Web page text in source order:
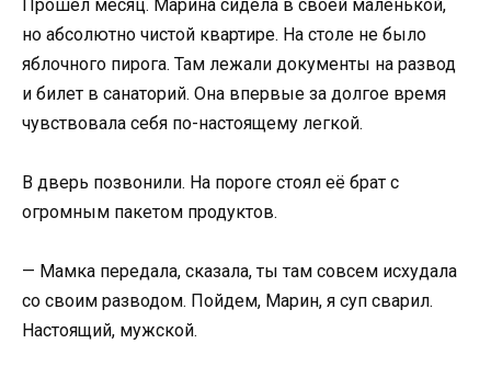
Прошел месяц. Марина сидела в своей маленькой,
но абсолютно чистой квартире. На столе не было
яблочного пирога. Там лежали документы на развод
и билет в санаторий. Она впервые за долгое время
чувствовала себя по-настоящему легкой.
В дверь позвонили. На пороге стоял её брат с
огромным пакетом продуктов.
— Мамка передала, сказала, ты там совсем исхудала
со своим разводом. Пойдем, Марин, я суп сварил.
Настоящий, мужской.